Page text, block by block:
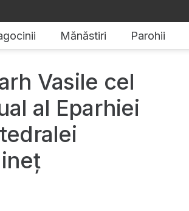
Mănăstiri Parohii
Vasile cel
al Eparhiei